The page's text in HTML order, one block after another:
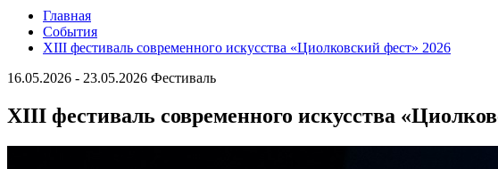
Главная
События
XIII фестиваль современного искусства «Циолковский фест» 2026
16.05.2026 - 23.05.2026 Фестиваль
XIII фестиваль современного искусства